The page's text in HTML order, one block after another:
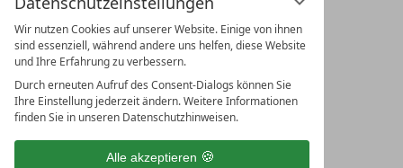
Wir nutzen Cookies auf unserer Website. Einige von ihnen
sind essenziell, während andere uns helfen, diese Website
und Ihre Erfahrung zu verbessern.
Durch erneuten Aufruf des Consent-Dialogs können Sie
Ihre Einstellung jederzeit ändern. Weitere Informationen
finden Sie in unseren Datenschutzhinweisen.
Alle akzeptieren
LEADING SPA RESORTS
10. Oktober Str. 17/Top 1
Österreich